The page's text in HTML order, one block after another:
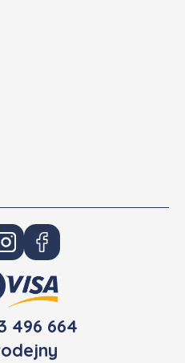
496 664